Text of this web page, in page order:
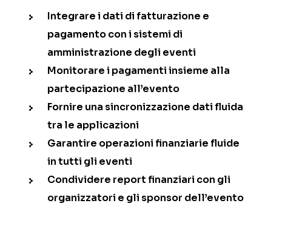
Integrare i dati di fatturazione e
pagamento con i sistemi di
amministrazione degli eventi
Monitorare i pagamenti insieme alla
partecipazione all’evento
Fornire una sincronizzazione dati fluida
tra le applicazioni
Garantire operazioni finanziarie fluide
in tutti gli eventi
Condividere report finanziari con gli
organizzatori e gli sponsor dell’evento